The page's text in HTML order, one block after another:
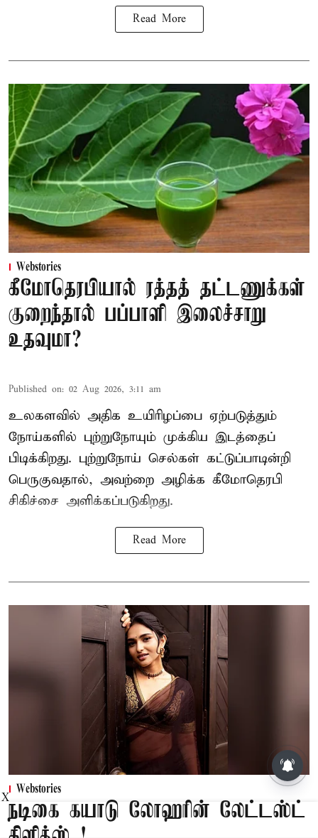
Read More
Webstories
கீமோதெரபியால் ரத்தத் தட்டணுக்கள்
குறைந்தால் பப்பாளி இலைச்சாறு
உதவுமா?
Published on: 02 Aug 2026, 3:11 am
உலகளவில் அதிக உயிரிழப்பை ஏற்படுத்தும்
நோய்களில் புற்றுநோயும் முக்கிய இடத்தைப்
பிடிக்கிறது. புற்றுநோய் செல்கள் கட்டுப்பாடின்றி
பெருகுவதால், அவற்றை அழிக்க கீமோதெரபி
சிகிச்சை அளிக்கப்படுகிறது.
Read More
Webstories
நடிகை கயாடு லோஹரின் லேட்டஸ்ட்
X